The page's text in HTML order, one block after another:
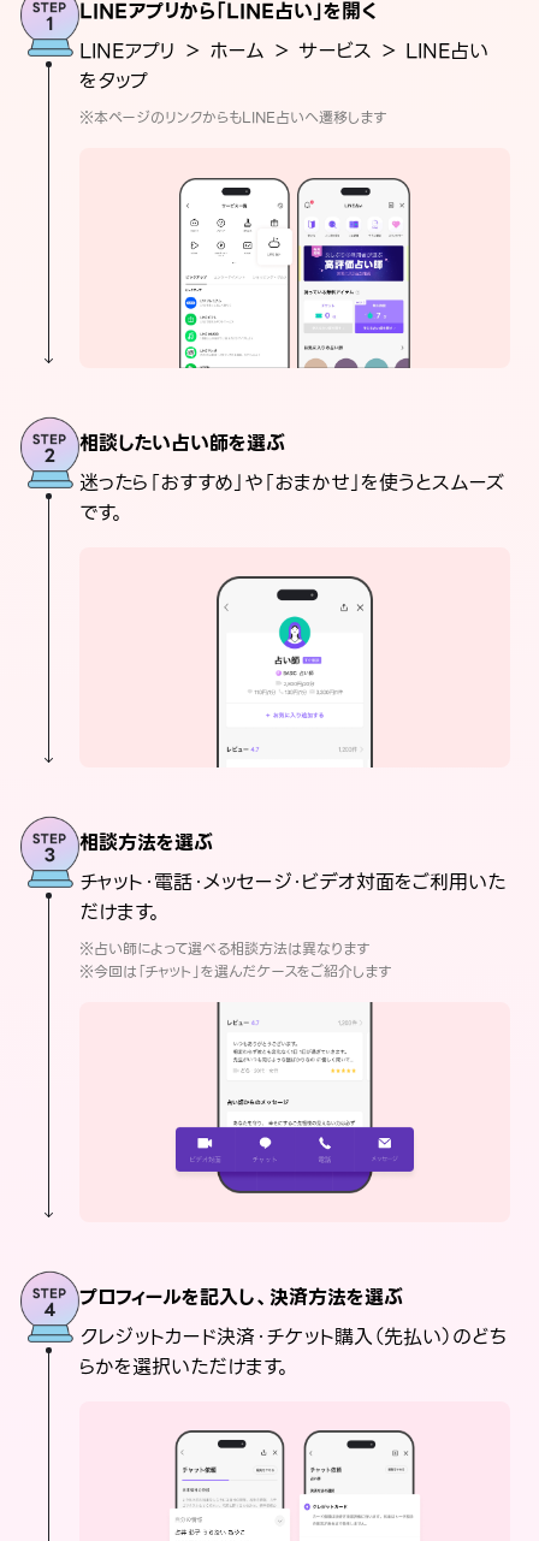
LINEアプリから「LINE占い」を開く
LINEアプリ ＞ ホーム ＞ サービス ＞ LINE占い
をタップ
※本ページのリンクからもLINE占いへ遷移します
相談したい占い師を選ぶ
迷ったら「おすすめ」や「おまかせ」を使うとスムーズ
です。
相談方法を選ぶ
チャット・電話・メッセージ・ビデオ対面をご利用いた
だけます。
※占い師によって選べる相談方法は異なります
※今回は「チャット」を選んだケースをご紹介します
プロフィールを記入し、決済方法を選ぶ
クレジットカード決済・チケット購入（先払い）のどち
らかを選択いただけます。